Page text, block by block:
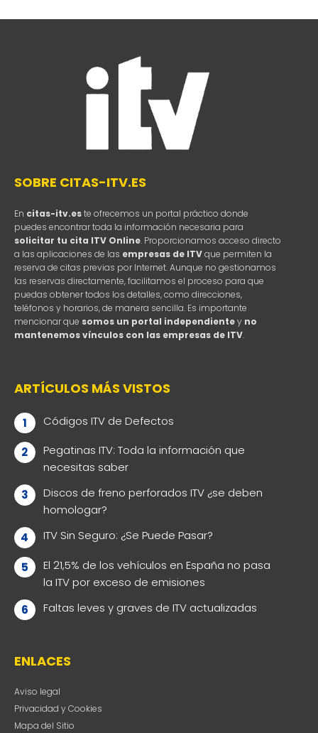
SOBRE CITAS-ITV.ES
En citas-itv.este ofrecemos un portal práctico donde
puedes encontrar toda la información necesaria para
solicitar tu cita ITV Online. Proporcionamos acceso directo
a las aplicaciones de las empresas de ITVque permiten la
reserva de citas previas por Internet. Aunque no gestionamos
las reservas directamente, facilitamos el proceso para que
puedas obtener todos los detalles, como direcciones,
teléfonos y horarios, de manera sencilla. Es importante
mencionar que somos un portal independientey no
mantenemos vínculos con las empresas de ITV.
ARTÍCULOS MÁS VISTOS
Códigos ITV de Defectos
Pegatinas ITV: Toda la información que
necesitas saber
Discos de freno perforados ITV ¿se deben
homologar?
ITV Sin Seguro: ¿Se Puede Pasar?
El 21,5% de los vehículos en España no pasa
la ITV por exceso de emisiones
Faltas leves y graves de ITV actualizadas
ENLACES
Aviso legal
Privacidad y Cookies
Mapa del Sitio